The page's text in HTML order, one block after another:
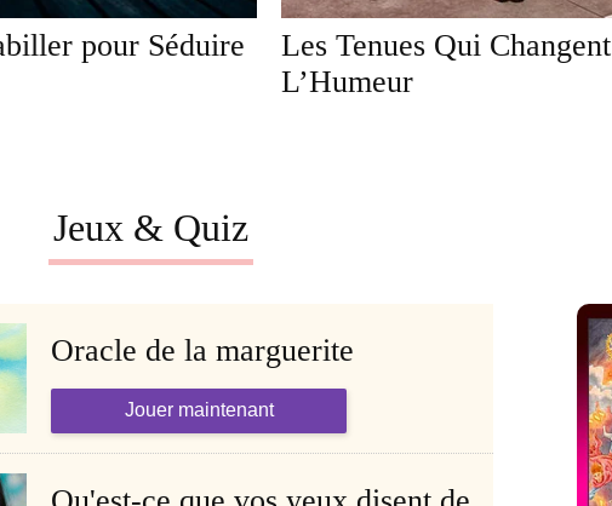
pour Séduire
Les Tenues Qui Changent
L’Humeur
Jeux & Quiz
Oracle de la marguerite
Jouer maintenant